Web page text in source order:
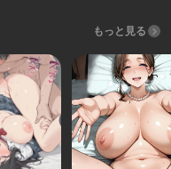
もっと見る